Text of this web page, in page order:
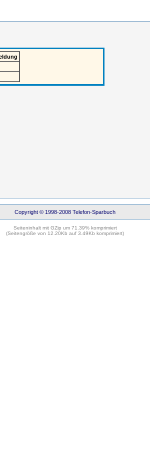
Copyright © 1998-2008 Telefon-Sparbuch
Seiteninhalt mit GZip um 71.39% komprimiert
(Seitengröße von 12.20Kb auf 3.49Kb komprimiert)